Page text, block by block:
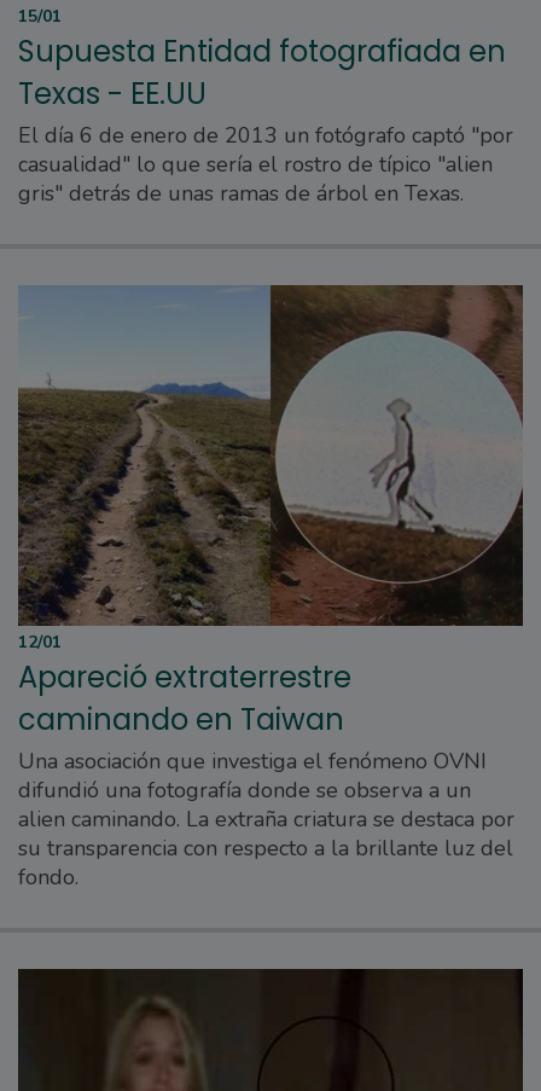
15/01
Supuesta Entidad fotografiada en
Texas - EE.UU
El día 6 de enero de 2013 un fotógrafo captó "por
casualidad" lo que sería el rostro de típico "alien
gris" detrás de unas ramas de árbol en Texas.
12/01
Apareció extraterrestre
caminando en Taiwan
Una asociación que investiga el fenómeno OVNI
difundió una fotografía donde se observa a un
alien caminando. La extraña criatura se destaca por
su transparencia con respecto a la brillante luz del
fondo.